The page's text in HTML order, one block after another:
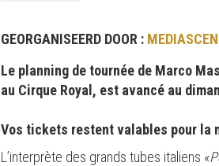
GEORGANISEERD DOOR :
Le planning de tournée de Marco
au Cirque Royal, est avancé au
Vos tickets restent valables pour la
L’interprète des grands tubes italiens «